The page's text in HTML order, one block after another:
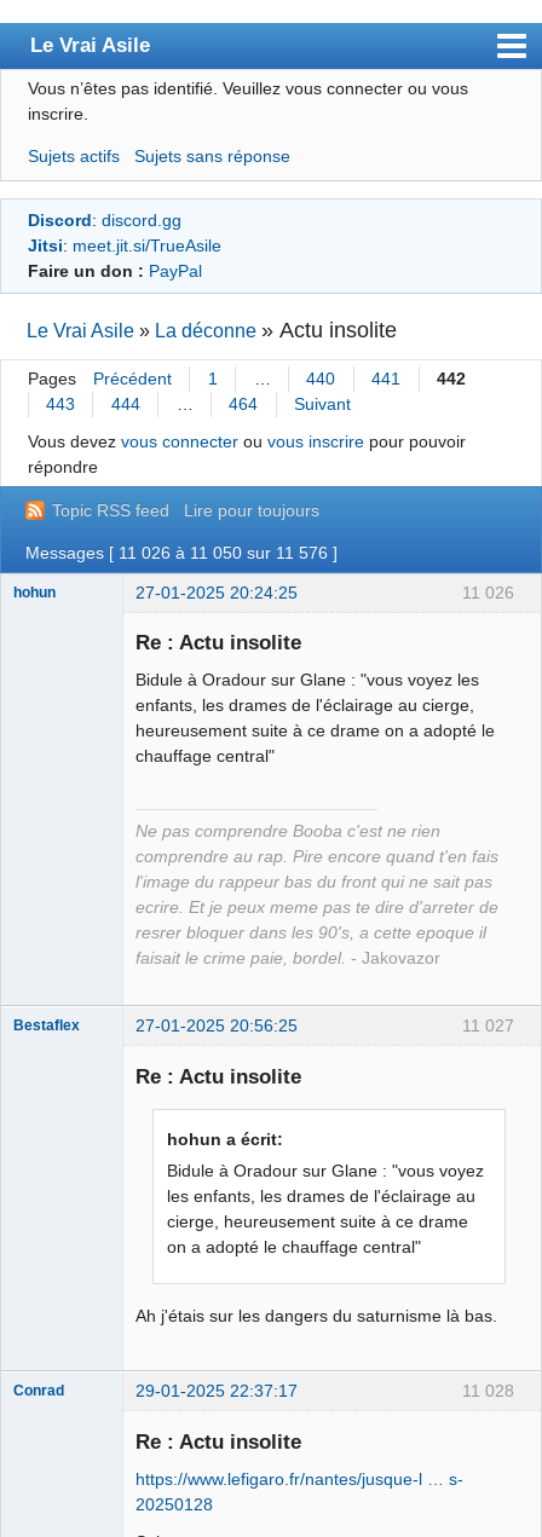
Le Vrai Asile
Accueil
Forum
Membres
Règles
S’inscrire
Connexion
Vous n’êtes pas identifié. Veuillez vous connecter ou vous
inscrire.
Sujets actifs Sujets sans réponse
Discord: discord.gg
Jitsi: meet.jit.si/TrueAsile
Faire un don : PayPal
Le Vrai Asile » La déconne »Actu insolite
Pages Précédent 1 … 440 441
442
443
444 … 464
Suivant
Vous devez vous connecterou vous inscrirepour pouvoir
répondre
Topic RSS feed Lire pour toujours
Messages [ 11 026 à 11 050 sur 11 576 ]
11 026
hohun 27-01-2025 20:24:25
Re : Actu insolite
Bidule à Oradour sur Glane : "vous voyez les
enfants, les drames de l'éclairage au cierge,
heureusement suite à ce drame on a adopté le
chauffage central"
Ne pas comprendre Booba c'est ne rien
comprendre au rap. Pire encore quand t'en fais
l'image du rappeur bas du front qui ne sait pas
ecrire. Et je peux meme pas te dire d'arreter de
resrer bloquer dans les 90's, a cette epoque il
faisait le crime paie, bordel. - Jakovazor
11 027
Bestaflex 27-01-2025 20:56:25
Re : Actu insolite
hohun a écrit:
Bidule à Oradour sur Glane : "vous voyez
les enfants, les drames de l'éclairage au
cierge, heureusement suite à ce drame
on a adopté le chauffage central"
Ah j'étais sur les dangers du saturnisme là bas.
11 028
Conrad 29-01-2025 22:37:17
Re : Actu insolite
https://www.lefigaro.fr/nantes/jusque-l … s-
20250128